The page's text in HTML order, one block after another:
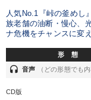
リーダーの器量を学
テーマ
全国経営者セミナ
人気No.1『峠の釜めし
族老舗の油断・慢心、
ナ危機をチャンスに変
形 態
headset 音声 （どの形態でも
CD版